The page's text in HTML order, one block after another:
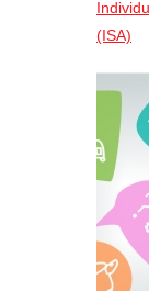
(ISA)